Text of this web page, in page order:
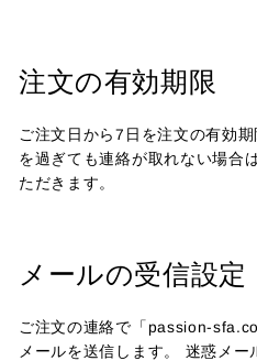
注文の有効期限
ご注文日から7日を注文の有効
を過ぎても連絡が取れない場合
ただきます。
メールの受信設定
ご注文の連絡で「passion-
メールを送信します。 迷惑メ